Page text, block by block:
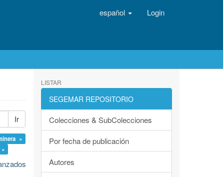
español Login
Ir
×
×
LISTAR
SEGEMAR REPOSITORIO
Colecciones & SubColecciones
Por fecha de publicación
Autores